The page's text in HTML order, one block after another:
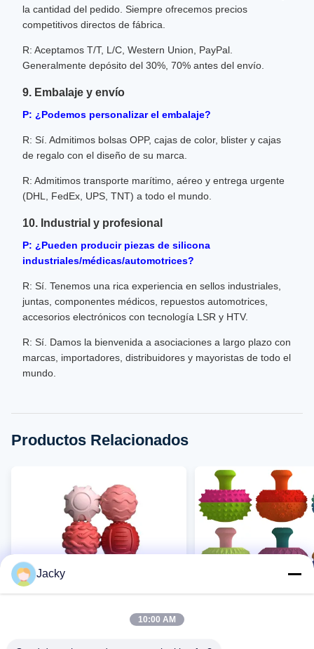
la cantidad del pedido. Siempre ofrecemos precios
competitivos directos de fábrica.
R: Aceptamos T/T, L/C, Western Union, PayPal.
Generalmente depósito del 30%, 70% antes del envío.
9. Embalaje y envío
P: ¿Podemos personalizar el embalaje?
R: Sí. Admitimos bolsas OPP, cajas de color, blister y cajas
de regalo con el diseño de su marca.
R: Admitimos transporte marítimo, aéreo y entrega urgente
(DHL, FedEx, UPS, TNT) a todo el mundo.
10. Industrial y profesional
P: ¿Pueden producir piezas de silicona
industriales/médicas/automotrices?
R: Sí. Tenemos una rica experiencia en sellos industriales,
juntas, componentes médicos, repuestos automotrices,
accesorios electrónicos con tecnología LSR y HTV.
R: Sí. Damos la bienvenida a asociaciones a largo plazo con
marcas, importadores, distribuidores y mayoristas de todo el
mundo.
Productos Relacionados
Jacky
10:00 AM